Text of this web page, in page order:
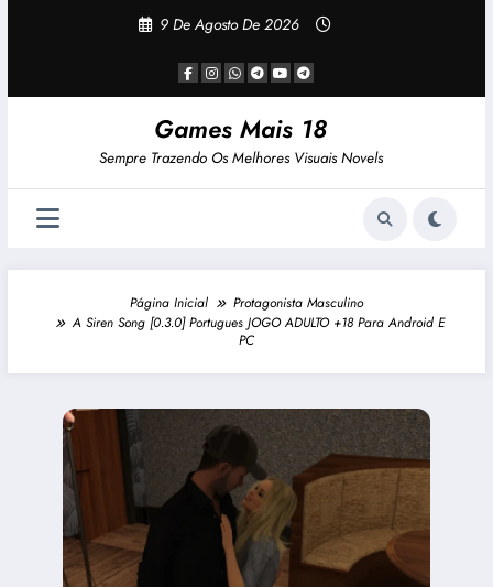
9 De Agosto De 2026
Games Mais 18
Sempre Trazendo Os Melhores Visuais Novels
Página Inicial
Protagonista Masculino
A Siren Song [0.3.0] Portugues JOGO ADULTO +18 Para Android E
PC